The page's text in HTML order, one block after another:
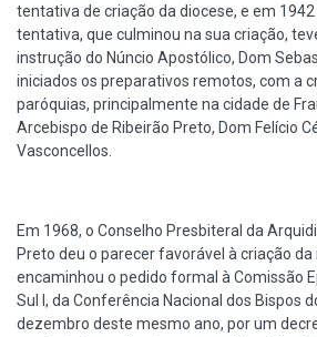
tentativa de criação da diocese, e em
tentativa, que culminou na sua criação,
instrução do Núncio Apostólico, Dom
iniciados os preparativos remotos, com a
paróquias, principalmente na cidade de
Arcebispo de Ribeirão Preto, Dom Felício
Vasconcellos.
Em 1968, o Conselho Presbiteral da
Preto deu o parecer favorável à criação da
encaminhou o pedido formal à Comissão
Sul I, da Conferência Nacional dos Bispos
dezembro deste mesmo ano, por um